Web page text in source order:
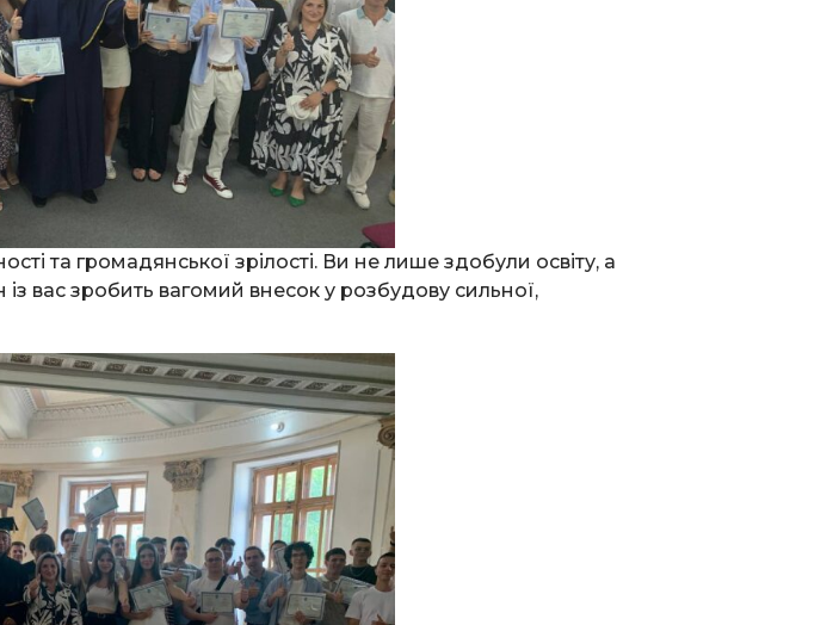
та громадянської зрілості. Ви не лише здобули освіту, а
вас зробить вагомий внесок у розбудову сильної,